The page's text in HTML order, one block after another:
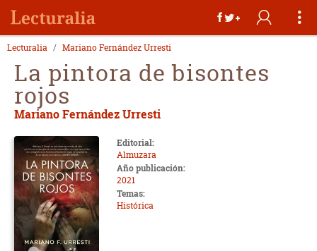
Lecturalia Mariano Fernández Urresti
La pintora de bisontes
rojos
Mariano Fernández Urresti
Editorial:
Almuzara
Año publicación:
2021
Temas:
Histórica